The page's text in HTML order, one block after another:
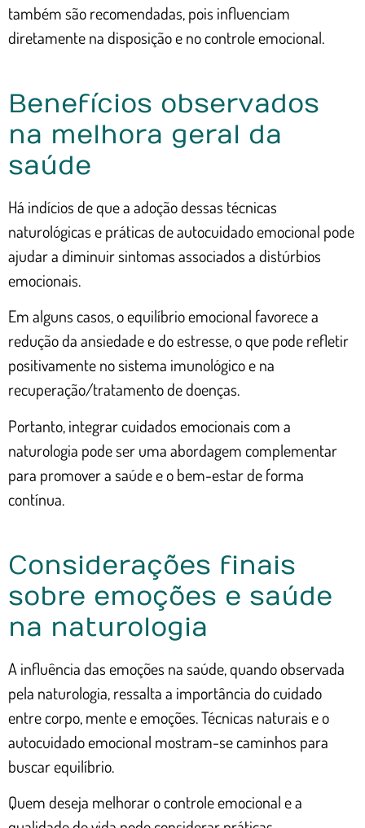
também são recomendadas, pois influenciam
diretamente na disposição e no controle emocional.
Benefícios observados
na melhora geral da
saúde
Há indícios de que a adoção dessas técnicas
naturológicas e práticas de autocuidado emocional pode
ajudar a diminuir sintomas associados a distúrbios
emocionais.
Em alguns casos, o equilíbrio emocional favorece a
redução da ansiedade e do estresse, o que pode refletir
positivamente no sistema imunológico e na
recuperação/tratamento de doenças.
Portanto, integrar cuidados emocionais com a
naturologia pode ser uma abordagem complementar
para promover a saúde e o bem-estar de forma
contínua.
Considerações finais
sobre emoções e saúde
na naturologia
A influência das emoções na saúde, quando observada
pela naturologia, ressalta a importância do cuidado
entre corpo, mente e emoções. Técnicas naturais e o
autocuidado emocional mostram-se caminhos para
buscar equilíbrio.
Quem deseja melhorar o controle emocional e a